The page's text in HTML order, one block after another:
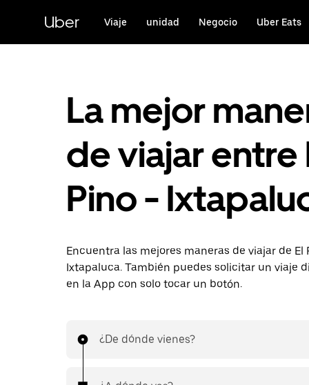
contenido
principal
Uber Viaje unidad Negocio Uber Eats
La mejor
de viajar entre
Pino -
Encuentra las mejores maneras de viajar de El
Ixtapaluca. También puedes solicitar un viaje
en la App con solo tocar un botón.
¿De dónde vienes?